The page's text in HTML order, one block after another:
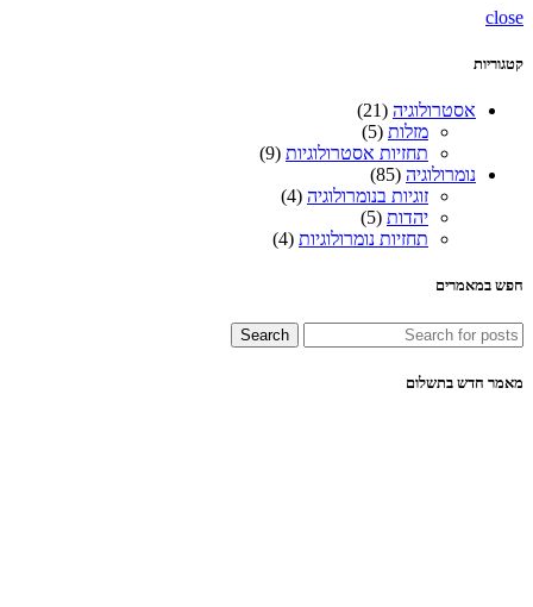
close
קטגוריות
אסטרולוגיה (21)
מזלות (5)
תחזיות אסטרולוגיות (9)
נומרולוגיה (85)
זוגיות בנומרולוגיה (4)
יהדות (5)
תחזיות נומרולוגיות (4)
חפש במאמרים
Search
מאמר חדש בתשלום